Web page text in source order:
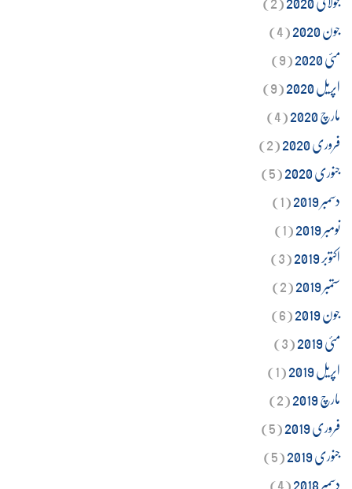
جون 2020
(4)
مئی 2020
(9)
اپریل 2020
(9)
مارچ 2020
(4)
فروری 2020
(2)
جنوری 2020
(5)
دسمبر 2019
(1)
نومبر 2019
(1)
اکتوبر 2019
(3)
ستمبر 2019
(2)
جون 2019
(6)
مئی 2019
(3)
اپریل 2019
(1)
مارچ 2019
(2)
فروری 2019
(5)
جنوری 2019
(5)